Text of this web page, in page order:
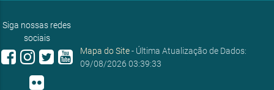
Siga nossas redes
sociais
Mapa do Site- Última Atualização de Dados:
09/08/2026 03:39:33